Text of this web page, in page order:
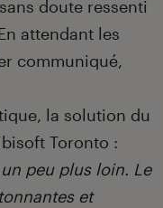
doute ressenti
attendant les
communiqué,
la solution du
Toronto :
peu plus loin. Le
et